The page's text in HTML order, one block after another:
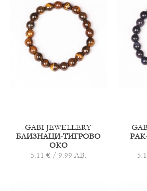
GABI JEWELLERY
БЛИЗНАЦИ-ТИГРОВО
ОКО
5.11 € / 9.99 ЛВ.